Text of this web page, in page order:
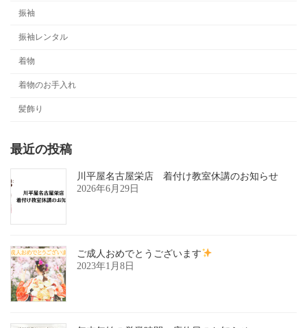
振袖
振袖レンタル
着物
着物のお手入れ
髪飾り
最近の投稿
川平屋名古屋栄店 着付け教室休講のお知らせ
2026年6月29日
ご成人おめでとうございます
2023年1月8日